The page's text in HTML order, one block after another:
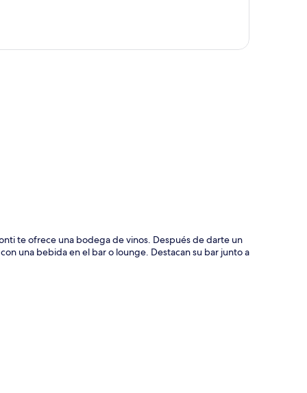
te ofrece una bodega de vinos. Después de darte un
una bebida en el bar o lounge. Destacan su bar junto a